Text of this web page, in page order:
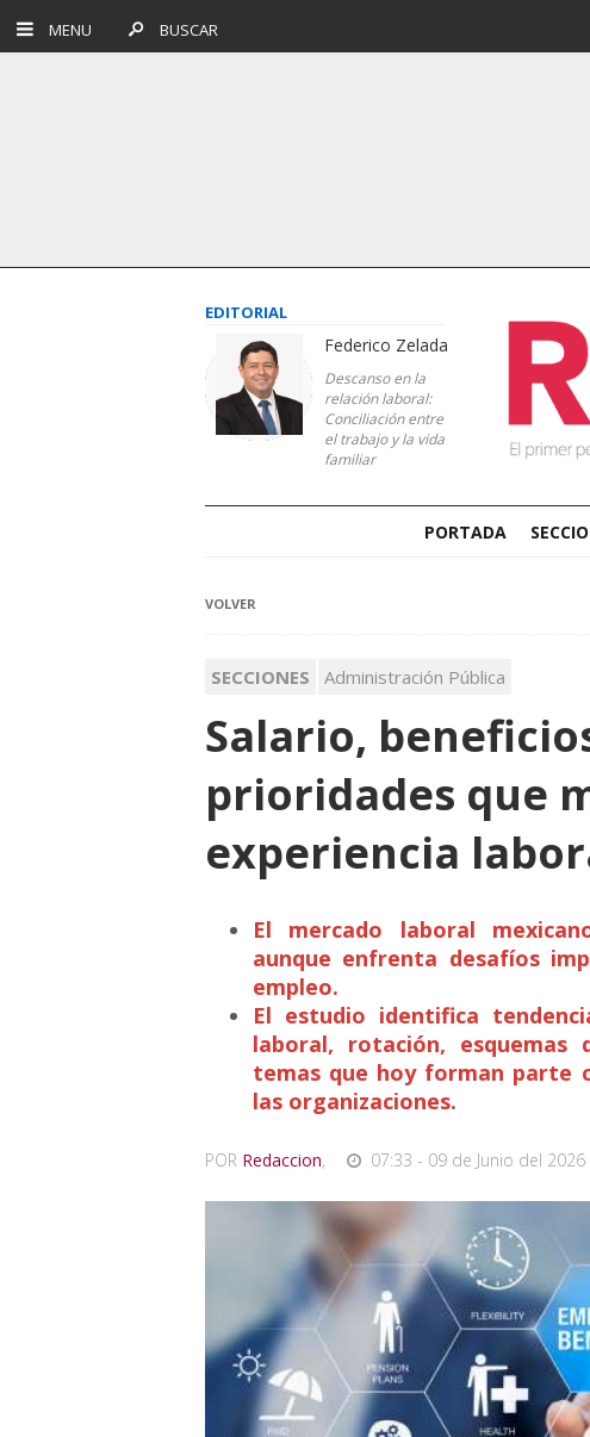
MENU BUSCAR
EDITORIAL
Federico Zelada
Descanso en la
relación laboral:
Conciliación entre
el trabajo y la vida
familiar
PORTADA
VOLVER
SECCIONES Administración Pública
Salario,
prioridades que
experiencia
El mercado laboral
aunque enfrenta desafíos
empleo.
El estudio identifica
laboral, rotación,
temas que hoy forman parte
las organizaciones.
POR Redaccion, 07:33 - 09 de Junio del 2026